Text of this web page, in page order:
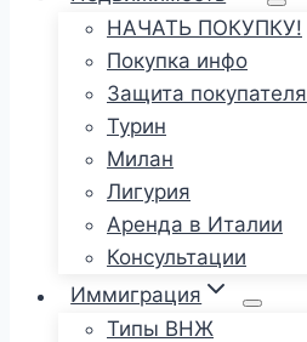
НАЧАТЬ ПОКУПКУ!
Покупка инфо
Защита покупателя
Турин
Милан
Лигурия
Аренда в Италии
Консультации
Иммиграция
Типы ВНЖ